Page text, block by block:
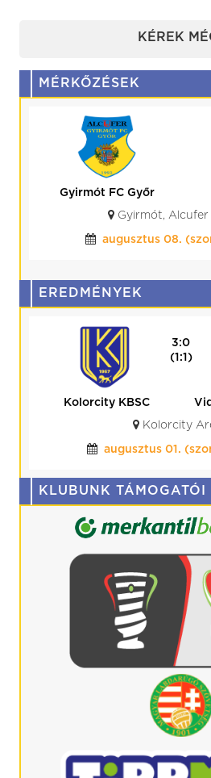
KÉREK
MÉRKŐZÉSEK
Gyirmót FC Győr
Gyirmót, Alcufer
augusztus 08.
EREDMÉNYEK
3:0
(1:1)
Kolorcity KBSC
Kolorcity
augusztus 01.
KLUBUNK TÁMOGATÓI